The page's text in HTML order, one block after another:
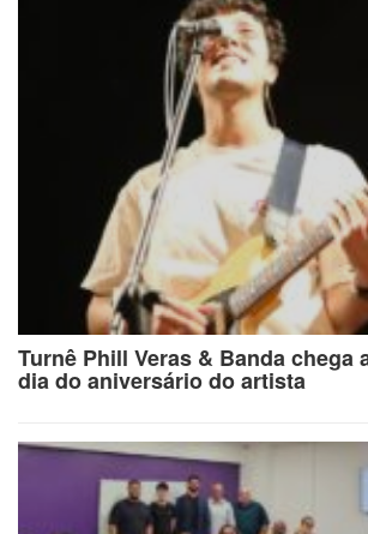
Turnê Phill Veras & Banda chega
dia do aniversário do artista